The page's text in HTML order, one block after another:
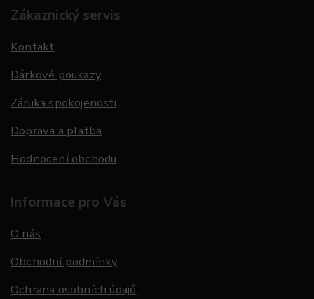
Zákaznický servis
Kontakt
Dárkové poukazy
Záruka spokojenosti
Doprava a platba
Hodnocení obchodu
Informace pro Vás
O nás
Obchodní podmínky
Ochrana osobních údajů